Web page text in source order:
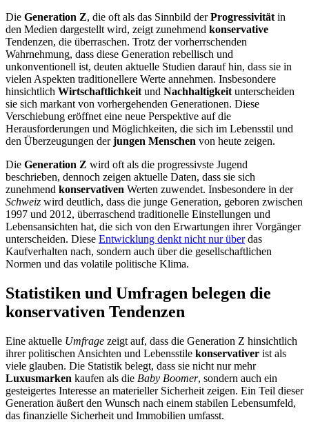
Die Generation Z, die oft als das Sinnbild derProgressivität in
den Medien dargestellt wird, zeigt zunehmend konservative
Tendenzen, die überraschen. Trotz der vorherrschenden
Wahrnehmung, dass diese Generation rebellisch und
unkonventionell ist, deuten aktuelle Studien darauf hin, dass sie in
vielen Aspekten traditionellere Werte annehmen. Insbesondere
hinsichtlich Wirtschaftlichkeit und Nachhaltigkeit unterscheiden
sie sich markant von vorhergehenden Generationen. Diese
Verschiebung eröffnet eine neue Perspektive auf die
Herausforderungen und Möglichkeiten, die sich im Lebensstil und
den Überzeugungen derjungen Menschen von heute zeigen.
Die Generation Z wird oft als die progressivste Jugend
beschrieben, dennoch zeigen aktuelle Daten, dass sie sich
zunehmend konservativen Werten zuwendet. Insbesondere in der
Schweiz wird deutlich, dass die junge Generation, geboren zwischen
1997 und 2012, überraschend traditionelle Einstellungen und
Lebensansichten hat, die sich von den Erwartungen ihrer Vorgänger
unterscheiden. Diese Entwicklung denkt nicht nur überdas
Kaufverhalten nach, sondern auch über die gesellschaftlichen
Normen und das volatile politische Klima.
Statistiken und Umfragen belegen die
konservativen Tendenzen
Eine aktuelle Umfrage zeigt auf, dass die Generation Z hinsichtlich
ihrer politischen Ansichten und Lebensstile konservativer ist als
viele glauben. Die Statistik belegt, dass sie nicht nur mehr
Luxusmarken kaufen als die Baby Boomer, sondern auch ein
gesteigertes Interesse an materieller Sicherheit zeigen. Ein Teil dieser
Generation äußert den Wunsch nach einem stabilen Lebensumfeld,
das finanzielle Sicherheit und Immobilien umfasst.